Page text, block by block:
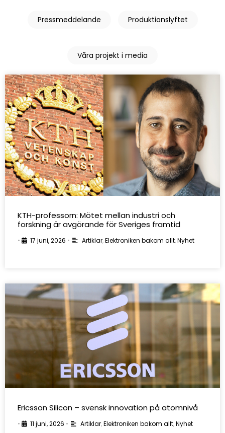
Pressmeddelande Produktionslyftet
Våra projekt i media
KTH-professorn: Mötet mellan industri och
forskning är avgörande för Sveriges framtid
• 17 juni, 2026 • Artiklar,Elektroniken bakom allt,Nyhet
Ericsson Silicon – svensk innovation på atomnivå
• 11 juni, 2026 • Artiklar,Elektroniken bakom allt,Nyhet